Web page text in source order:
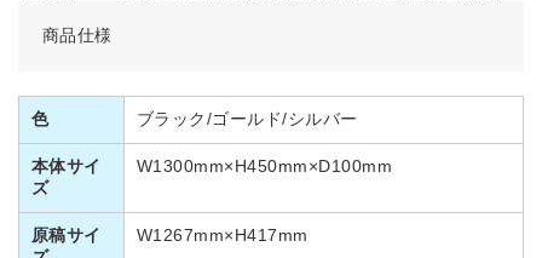
商品仕様
色 ブラック/ゴールド/シルバー
本体サイ
ズ
W1300mm×H450mm×D100mm
原稿サイ
W1267mm×H417mm